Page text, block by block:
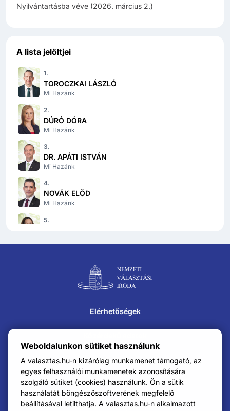
Weboldalunkon sütiket használunk
A valasztas.hu-n kizárólag munkamenet támogató, az
egyes felhasználói munkamenetek azonosítására
szolgáló sütiket (cookies) használunk. Ön a sütik
használatát böngészőszoftverének megfelelő
beállításával letilthatja. A valasztas.hu-n alkalmazott
Nyilvántartásba véve (2026. március 2.)
A lista jelöltjei
1.
TOROCZKAI LÁSZLÓ
Mi Hazánk
2.
DÚRÓ DÓRA
Mi Hazánk
3.
DR. APÁTI ISTVÁN
Mi Hazánk
4.
NOVÁK ELŐD
Mi Hazánk
5.
8.
Mi Hazánk
LANTOS JÁNOS
Mi Hazánk
10.
Lábléc navigáció
Elérhetőségek
Impresszum
Karrier
Adatkezelési tájékoztató